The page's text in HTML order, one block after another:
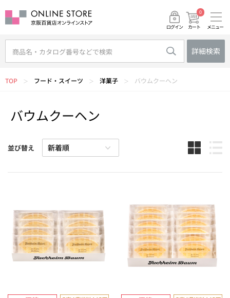
ログイン カート
0
メニュー
詳細検索
TOP ＞ フード・スイーツ ＞ 洋菓子 ＞ バウムクーヘン
バウムクーヘン
並び替え